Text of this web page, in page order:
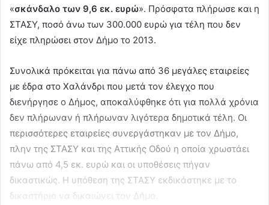
«σκάνδαλο των 9,6 εκ. ευρώ». Πρόσφατα πλήρωσε και η
ΣΤΑΣΥ, ποσό άνω των 300.000 ευρώ για τέλη που δεν
είχε πληρώσει στον Δήμο το 2013.
Συνολικά πρόκειται για πάνω από 36 μεγάλες εταιρείες
με έδρα στο Χαλάνδρι που μετά τον έλεγχο που
διενήργησε ο Δήμος, αποκαλύφθηκε ότι για πολλά χρόνια
δεν πλήρωναν ή πλήρωναν λιγότερα δημοτικά τέλη. Οι
περισσότερες εταιρείες συνεργάστηκαν με τον Δήμο,
πλην της ΣΤΑΣΥ και της Αττικής Οδού η οποία χρωστάει
πάνω από 4,5 εκ. ευρώ και οι υποθέσεις πήγαν
δικαστικώς. Η υπόθεση της ΣΤΑΣΥ εκδικάστηκε με το
δικαστήριο να δικαιώνει τον Δήμο.